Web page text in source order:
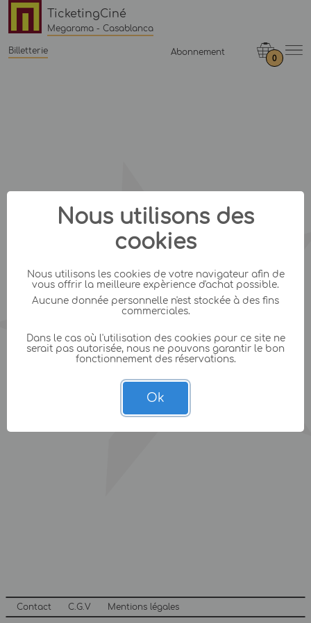
TicketingCiné
Megarama - Casablanca
Billetterie Abonnement
0
Contact C.G.V Mentions légales
Nous utilisons des
cookies
Nous utilisons les cookies de votre navigateur afin de
vous offrir la meilleure expèrience d'achat possible.
Aucune donnée personnelle n'est stockée à des fins
commerciales.
Dans le cas où l'utilisation des cookies pour ce site ne
serait pas autorisée, nous ne pouvons garantir le bon
fonctionnement des réservations.
Ok